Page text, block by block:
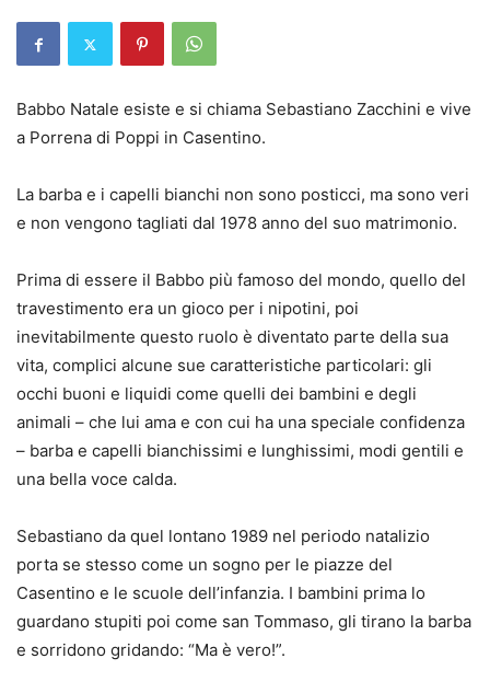
Babbo Natale esiste e si chiama Sebastiano Zacchini e vive
a Porrena di Poppi in Casentino.
La barba e i capelli bianchi non sono posticci, ma sono veri
e non vengono tagliati dal 1978 anno del suo matrimonio.
Prima di essere il Babbo più famoso del mondo, quello del
travestimento era un gioco per i nipotini, poi
inevitabilmente questo ruolo è diventato parte della sua
vita, complici alcune sue caratteristiche particolari: gli
occhi buoni e liquidi come quelli dei bambini e degli
animali – che lui ama e con cui ha una speciale confidenza
– barba e capelli bianchissimi e lunghissimi, modi gentili e
una bella voce calda.
Sebastiano da quel lontano 1989 nel periodo natalizio
porta se stesso come un sogno per le piazze del
Casentino e le scuole dell’infanzia. I bambini prima lo
guardano stupiti poi come san Tommaso, gli tirano la barba
e sorridono gridando: “Ma è vero!”.